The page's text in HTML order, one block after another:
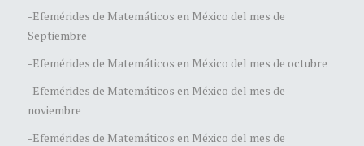
-Efemérides de Matemáticos en México del mes de
Septiembre
-Efemérides de Matemáticos en México del mes de octubre
-Efemérides de Matemáticos en México del mes de
noviembre
-Efemérides de Matemáticos en México del mes de